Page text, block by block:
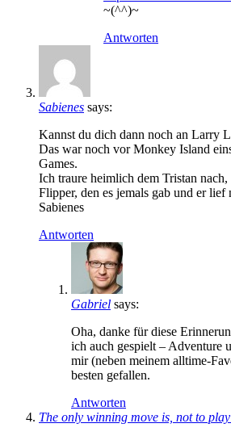
~(^^)~
Antworten
Sabienes says:
Kannst du dich dann noch an Larry
Das war noch vor Monkey Island
Games.
Ich traure heimlich dem Tristan nach,
Flipper, den es jemals gab und er
Sabienes
Antworten
Gabriel says:
Oha, danke für diese
ich auch gespielt – Adventure
mir (neben meinem alltime-
besten gefallen.
Antworten
The only winning move is, not to